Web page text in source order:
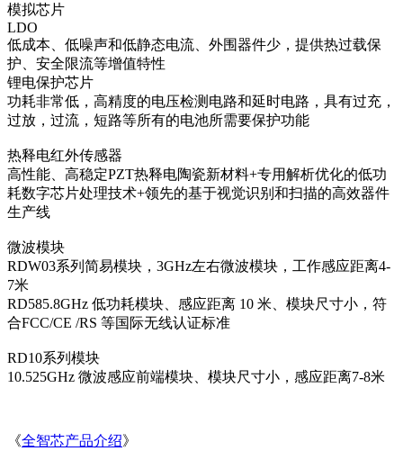
模拟芯片
LDO
低成本、低噪声和低静态电流、外围器件少，提供热过载保
护、安全限流等增值特性
锂电保护芯片
功耗非常低，高精度的电压检测电路和延时电路，具有过充，
过放，过流，短路等所有的电池所需要保护功能
热释电红外传感器
高性能、高稳定PZT热释电陶瓷新材料+专用解析优化的低功
耗数字芯片处理技术+领先的基于视觉识别和扫描的高效器件
生产线
微波模块
RDW03系列简易模块，3GHz左右微波模块，工作感应距离4-
7米
RD585.8GHz 低功耗模块、感应距离 10 米、模块尺寸小，符
合FCC/CE /RS 等国际无线认证标准
RD10系列模块
10.525GHz 微波感应前端模块、模块尺寸小，感应距离7-8米
《全智芯产品介绍》